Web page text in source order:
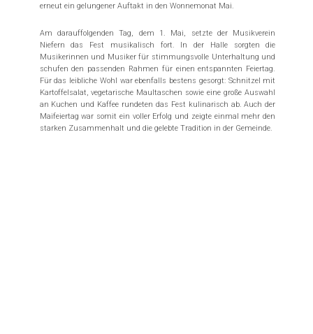
erneut ein gelungener Auftakt in den Wonnemonat Mai.
Am darauffolgenden Tag, dem 1. Mai, setzte der Musikverein
Niefern das Fest musikalisch fort. In der Halle sorgten die
Musikerinnen und Musiker für stimmungsvolle Unterhaltung und
schufen den passenden Rahmen für einen entspannten Feiertag.
Für das leibliche Wohl war ebenfalls bestens gesorgt: Schnitzel mit
Kartoffelsalat, vegetarische Maultaschen sowie eine große Auswahl
an Kuchen und Kaffee rundeten das Fest kulinarisch ab. Auch der
Maifeiertag war somit ein voller Erfolg und zeigte einmal mehr den
starken Zusammenhalt und die gelebte Tradition in der Gemeinde.